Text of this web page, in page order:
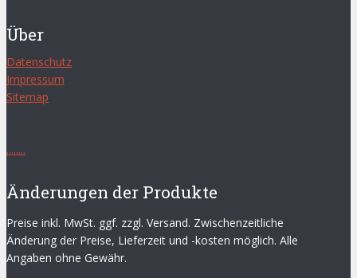
Über
Datenschutz
Impressum
Sitemap
........
Änderungen der Produkte
Preise inkl. MwSt. ggf. zzgl. Versand. Zwischenzeitliche
Änderung der Preise, Lieferzeit und -kosten möglich. Alle
Angaben ohne Gewähr.